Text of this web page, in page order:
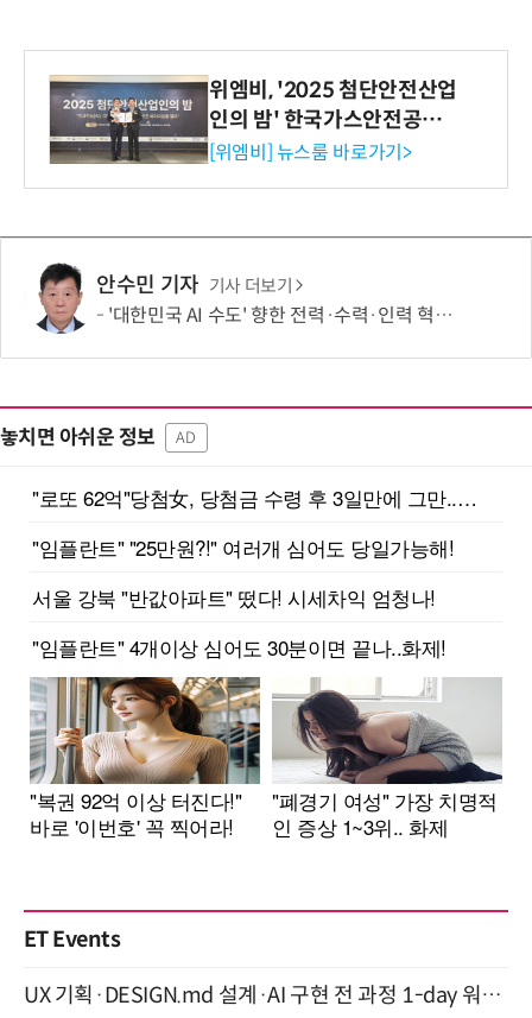
위엠비, '2025 첨단안전산업
인의 밤' 한국가스안전공사
사장상 수상
[위엠비] 뉴스룸 바로가기>
안수민 기자 기사 더보기
'대한민국 AI 수도' 향한 전력·수력·인력 혁신 시동…'충남 3력 혁신 TF 회의 첫 개최
놓치면 아쉬운 정보 AD
ET Events
UX 기획·DESIGN.md 설계·AI 구현 전 과정 1-day 워크숍 with Claude Code·Codex 9월 15일 개최